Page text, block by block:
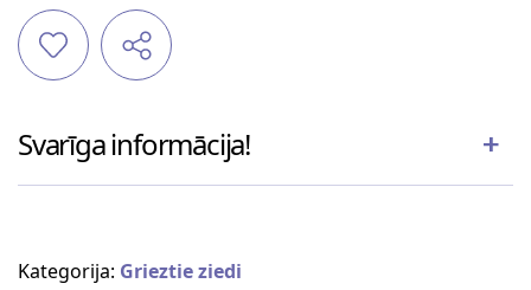
Svarīga informācija!
Kategorija: Grieztie ziedi